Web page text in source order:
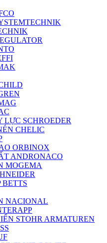
LỰC SCHROEDER
CHELIC
ORBINOX
ANDRONACO
MOGEMA
NACIONAL
STOHR ARMATUREN